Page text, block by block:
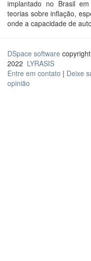
implantado no Brasil
teorias sobre inflação,
onde a capacidade de
DSpace software
2022 LYRASIS
Entre em contato | Deixe
opinião